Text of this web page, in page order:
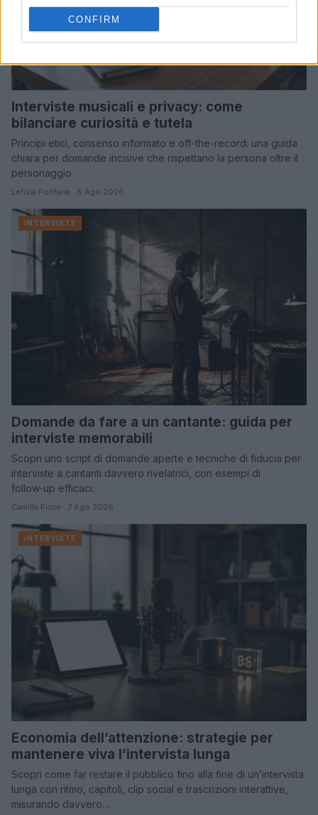
CONFIRM
Interviste musicali e privacy: come
bilanciare curiosità e tutela
Principi etici, consenso informato e off-the-record: una guida
chiara per domande incisive che rispettano la persona oltre il
personaggio.
Letizia Fontana · 8 Ago 2026
INTERVISTE
Domande da fare a un cantante: guida per
interviste memorabili
Scopri uno script di domande aperte e tecniche di fiducia per
interviste a cantanti davvero rivelatrici, con esempi di
follow‑up efficaci.
Camilla Fiore · 7 Ago 2026
INTERVISTE
Economia dell’attenzione: strategie per
mantenere viva l’intervista lunga
Scopri come far restare il pubblico fino alla fine di un’intervista
lunga con ritmo, capitoli, clip social e trascrizioni interattive,
misurando davvero…